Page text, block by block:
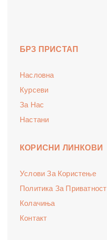
БРЗ ПРИСТАП
Насловна
Курсеви
За Нас
Настани
КОРИСНИ ЛИНКОВИ
Услови За Користење
Политика За Приватност
Колачиња
Контакт